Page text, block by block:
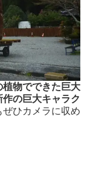
植物でできた巨大
作の巨大キャラク
ひカメラに収め